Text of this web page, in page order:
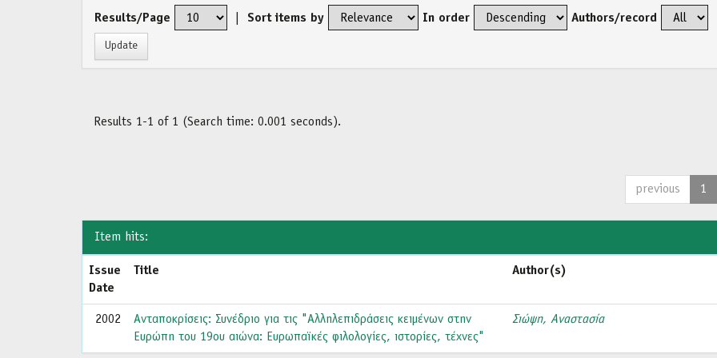
Results/Page Sort items by In order Authors/record
Results 1-1 of 1 (Search time: 0.001 seconds).
previous 1
Item hits:
Issue
Date
Title Author(s)
2002
Ανταποκρίσεις: Συνέδριο για τις "Αλληλεπιδράσεις κειμένων στην
Ευρώπη του 19ου αιώνα: Ευρωπαϊκές φιλολογίες, ιστορίες, τέχνες"
Σιώψη, Αναστασία